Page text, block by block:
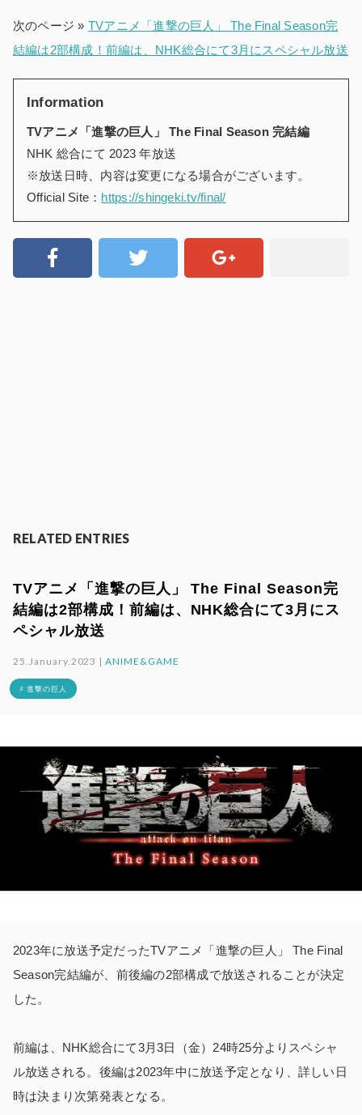
次のページ » TVアニメ「進撃の巨人」 The Final Season完
結編は2部構成！前編は、NHK総合にて3月にスペシャル放送
Information
TVアニメ「進撃の巨人」 The Final Season 完結編
NHK 総合にて 2023 年放送
※放送日時、内容は変更になる場合がございます。
Official Site： https://shingeki.tv/final/
RELATED ENTRIES
TVアニメ「進撃の巨人」 The Final Season完
結編は2部構成！前編は、NHK総合にて3月にス
ペシャル放送
25.January.2023 |ANIME&GAME
# 進撃の巨人
2023年に放送予定だったTVアニメ「進撃の巨人」 The Final
Season完結編が、前後編の2部構成で放送されることが決定
した。
前編は、NHK総合にて3月3日（金）24時25分よりスペシャ
ル放送される。後編は2023年中に放送予定となり、詳しい日
時は決まり次第発表となる。